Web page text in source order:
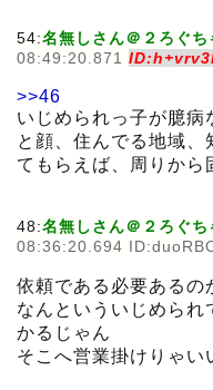
54:名無しさん＠２ろぐち
08:49:20.871
>>46
いじめられっ子が臆病
と顔、住んでる地域、
てもらえば、周りから
48:名無しさん＠２ろぐち
08:36:20.694
依頼である必要あるの
なんといういじめられ
かるじゃん
そこへ営業掛けりゃい